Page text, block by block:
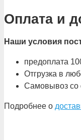
Оплата и
Наши условия
предоплата
Отгрузка в
Самовывоз со
Подробнее о